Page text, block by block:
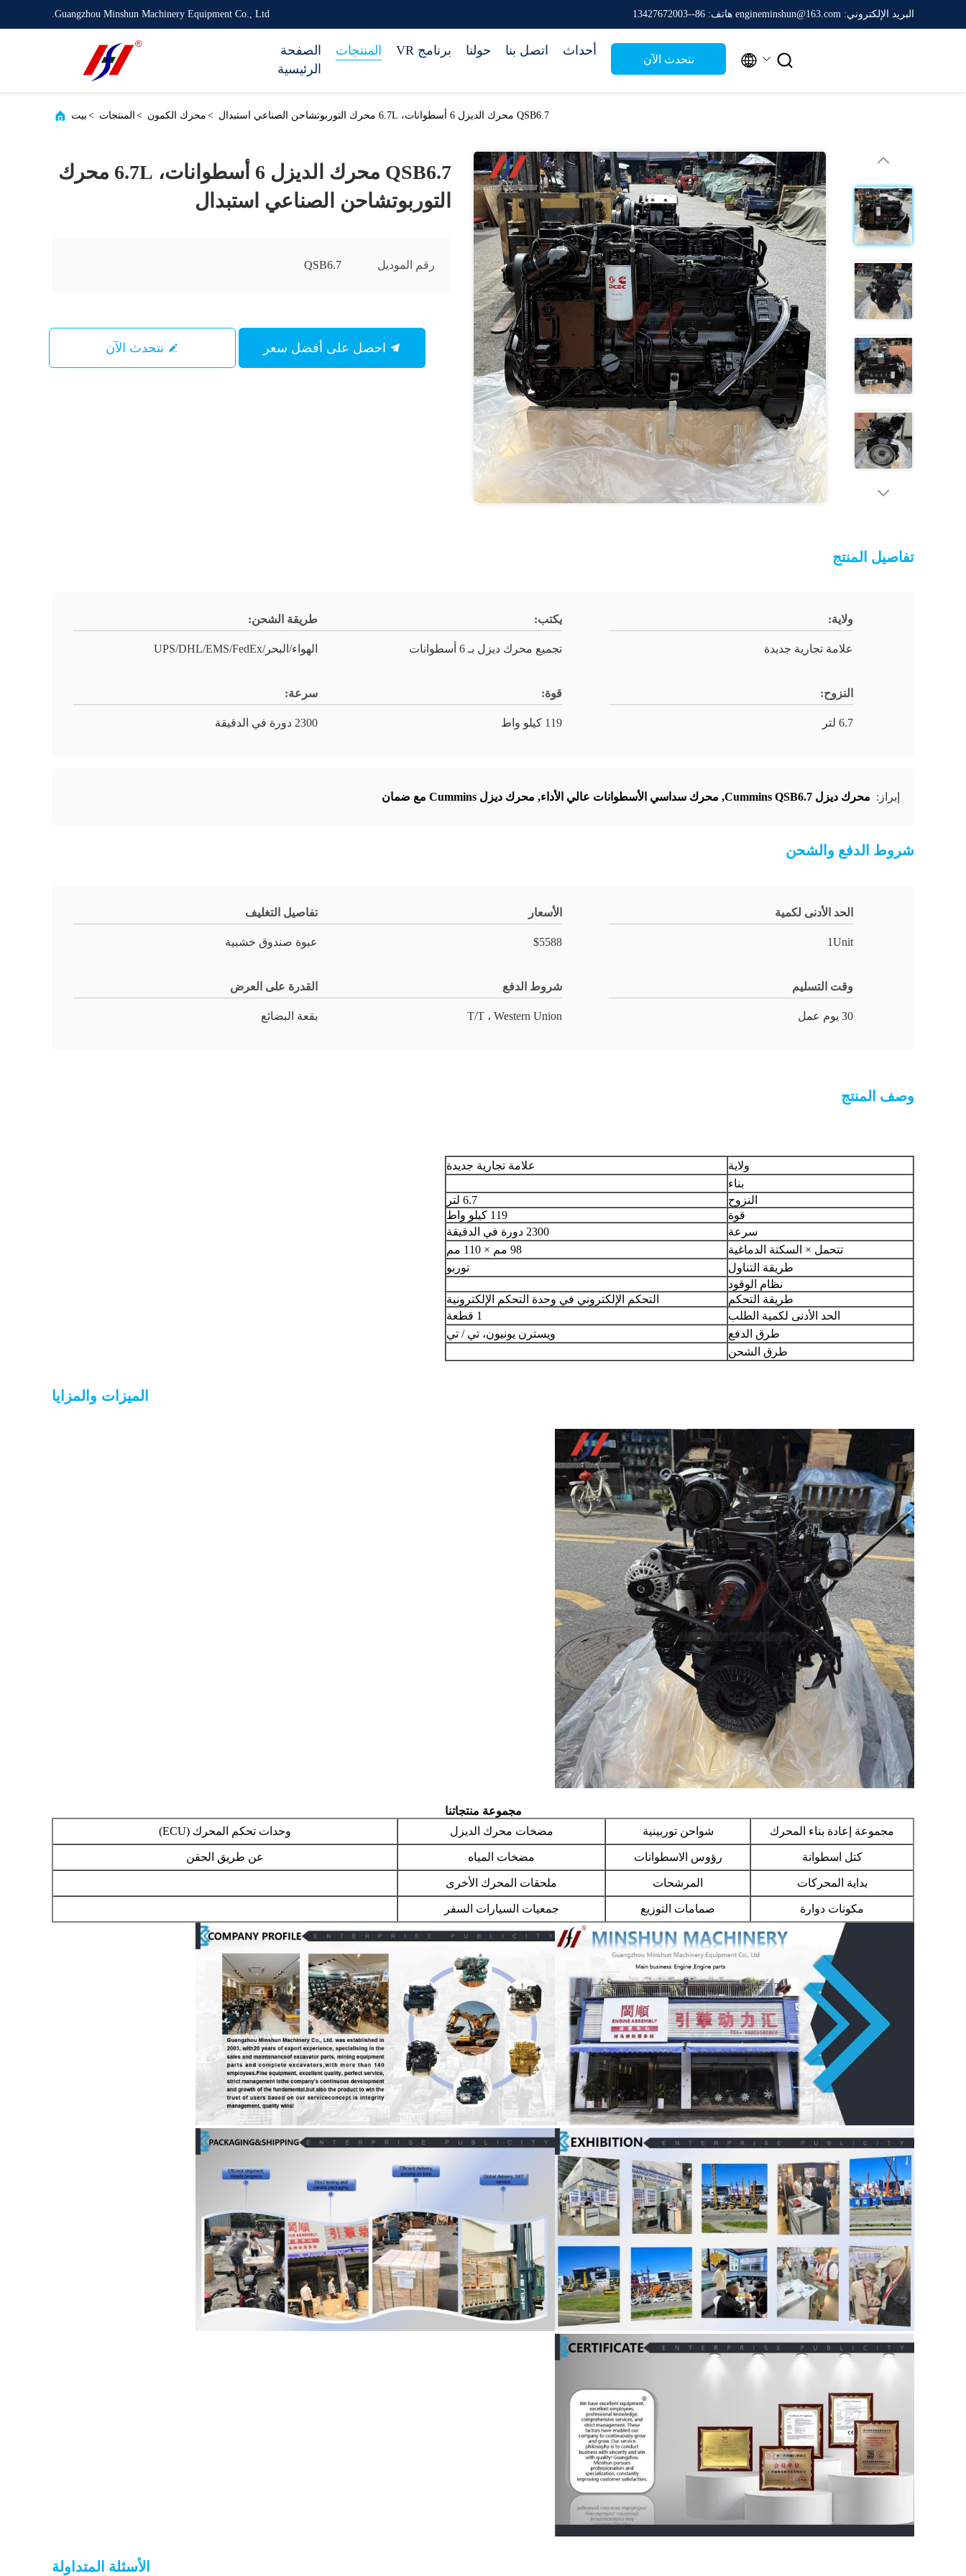
Guangzhou Minshun Machinery Equipment Co., Ltd. البريد الإلكتروني: engineminshun@163.com هاتف: 86--13427672003
الصفحة
الرئيسية
المنتجات برنامج VR حولنا اتصل بنا أحداث
نتحدث الآن  
بيت > المنتجات > محرك الكمون > QSB6.7 محرك الديزل 6 أسطوانات، 6.7L محرك التوربوتشاحن الصناعي استبدال
QSB6.7 محرك الديزل 6 أسطوانات، 6.7L محرك
التوربوتشاحن الصناعي استبدال
رقم الموديل QSB6.7
تفاصيل المنتج
ولاية:
علامة تجارية جديدة
يكتب:
تجميع محرك ديزل بـ 6 أسطوانات
طريقة الشحن:
الهواء/البحر/UPS/DHL/EMS/FedEx
النزوح:
6.7 لتر
قوة:
119 كيلو واط
سرعة:
2300 دورة في الدقيقة
إبراز: محرك ديزل Cummins QSB6.7 , محرك سداسي الأسطوانات عالي الأداء, محرك ديزل Cummins مع ضمان
شروط الدفع والشحن
الحد الأدنى لكمية
1Unit
الأسعار
$5588
تفاصيل التغليف
عبوة صندوق خشبية
وقت التسليم
30 يوم عمل
شروط الدفع
T/T ، Western Union
القدرة على العرض
بقعة البضائع
وصف المنتج
ولاية
علامة تجارية جديدة
بناء
النزوح
6.7 لتر
قوة
119 كيلو واط
سرعة
2300 دورة في الدقيقة
تتحمل × السكتة الدماغية
98 مم × 110 مم
طريقة التناول
توربو
نظام الوقود
طريقة التحكم
التحكم الإلكتروني في وحدة التحكم الإلكترونية
الحد الأدنى لكمية الطلب
1 قطعة
طرق الدفع
ويسترن يونيون، تي / تي
طرق الشحن
الميزات والمزايا
مجموعة منتجاتنا
مجموعة إعادة بناء المحرك
شواحن توربينية مضخات محرك الديزل وحدات تحكم المحرك (ECU)
كتل اسطوانة رؤوس الاسطوانات مضخات المياه عن طريق الحقن
بداية المحركات المرشحات ملحقات المحرك الأخرى
مكونات دوارة صمامات التوزيع جمعيات السيارات السفر
الأسئلة المتداولة